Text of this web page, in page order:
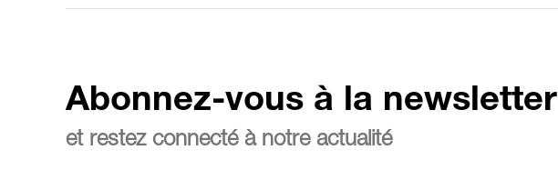
Abonnez-vous à la newsletter
et restez connecté à notre actualité